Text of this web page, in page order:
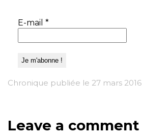
E-mail *
Chronique publiée le 27 mars 2016
Leave a comment